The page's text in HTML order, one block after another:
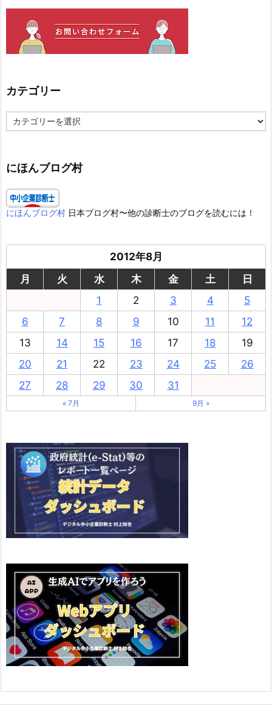
カテゴリー
テ
ー
にほんブログ村
にほんブログ村 日本ブログ村〜他の診断士のブログを読むには！
2012年8月
月
火 水 木 金 土
日
1
2 3 4
5
6
7 8 9 10 11
12
13
14 15 16 17 18
19
20
21 22 23 24 25
26
27
28 29 30 31
« 7月 9月 »